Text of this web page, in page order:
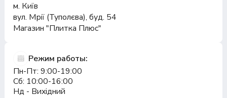
м. Київ
вул. Мрії (Туполєва), буд. 54
Магазин "Плитка Плюс"
Режим работы:
Пн-Пт: 9:00-19:00
Сб: 10:00-16:00
Нд - Вихідний